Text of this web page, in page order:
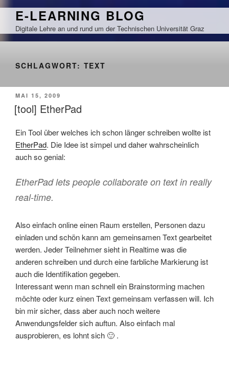
Zum
springen
E-LEARNING BLOG
Digitale Lehre an und rund um der Technischen Universität Graz
SCHLAGWORT: TEXT
VERÖFFENTLICHT
AM
MAI 15, 2009
[tool] EtherPad
Ein Tool über welches ich schon länger schreiben wollte ist
EtherPad. Die Idee ist simpel und daher wahrscheinlich
auch so genial:
EtherPad lets people collaborate on text in really
real-time.
Also einfach online einen Raum erstellen, Personen dazu
einladen und schön kann am gemeinsamen Text gearbeitet
werden. Jeder Teilnehmer sieht in Realtime was die
anderen schreiben und durch eine farbliche Markierung ist
auch die Identifikation gegeben.
Interessant wenn man schnell ein Brainstorming machen
möchte oder kurz einen Text gemeinsam verfassen will. Ich
bin mir sicher, dass aber auch noch weitere
Anwendungsfelder sich auftun. Also einfach mal
ausprobieren, es lohnt sich 🙂 .